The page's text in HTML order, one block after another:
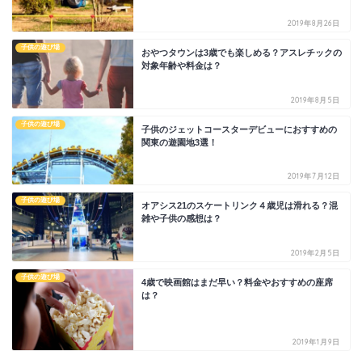
2019年8月26日
子供の遊び場
おやつタウンは3歳でも楽しめる？アスレチックの
対象年齢や料金は？
2019年8月5日
子供の遊び場
子供のジェットコースターデビューにおすすめの
関東の遊園地3選！
2019年7月12日
子供の遊び場
オアシス21のスケートリンク４歳児は滑れる？混
雑や子供の感想は？
2019年2月5日
子供の遊び場
4歳で映画館はまだ早い？料金やおすすめの座席
は？
2019年1月9日